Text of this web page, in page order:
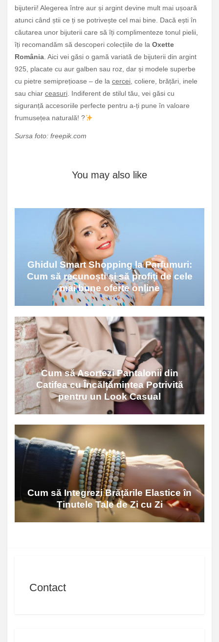
bijuterii! Alegerea între aur și argint devine mult mai ușoară
atunci când știi ce ți se potrivește cel mai bine. Dacă ești în
căutarea unor bijuterii care să îți complimenteze tonul pielii,
îți recomandăm să descoperi colecțiile de la Oxette
România. Aici vei găsi o gamă variată de bijuterii din argint
925, placate cu aur galben sau roz, dar și modele superbe
cu pietre semiprețioase – de la cercei, coliere, brățări, inele
sau chiar ceasuri. Indiferent de stilul tău, vei găsi cu
siguranță accesoriile perfecte pentru a-ți pune în valoare
frumusețea naturală! ?
Sursa foto: freepik.com
You may also like
Ghidul Smart Shopping la Parfumuri:
Cum să recunoști și să profiți de cele
mai bune oferte online
Cum să Asortezi Pantalonii din
Catifea cu Încălțămintea Potrivită
pentru un Look Casual
Cum să Integrezi Brățările Elastice în
Ținutele Tale de Zi cu Zi
Contact